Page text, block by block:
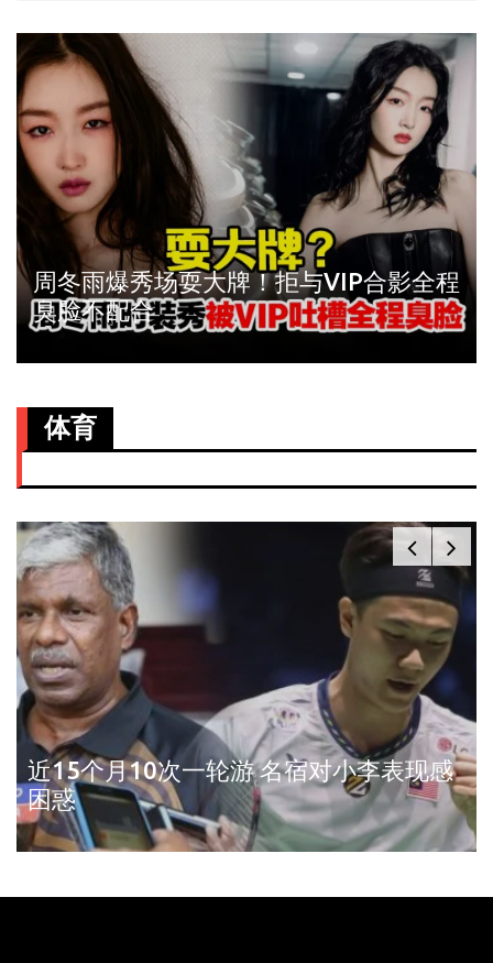
周冬雨爆秀场耍大牌！拒与VIP合影全程
臭脸不配合
体育
近15个月10次一轮游 名宿对小李表现感
困惑